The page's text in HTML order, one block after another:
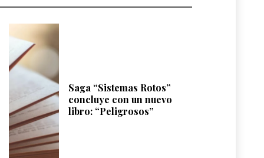
Saga “Sistemas Rotos”
concluye con un nuevo
libro: “Peligrosos”